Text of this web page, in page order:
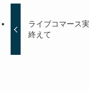
ライブコマース
終えて